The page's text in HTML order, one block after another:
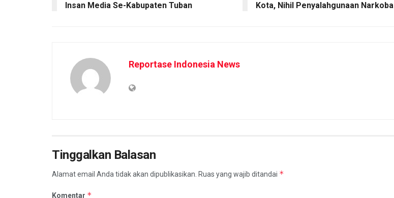
Insan Media Se-Kabupaten Tuban
Kota, Nihil Penyalahgunaan Narkoba
Reportase Indonesia News
Tinggalkan Balasan
Alamat email Anda tidak akan dipublikasikan. Ruas yang wajib ditandai *
Komentar *